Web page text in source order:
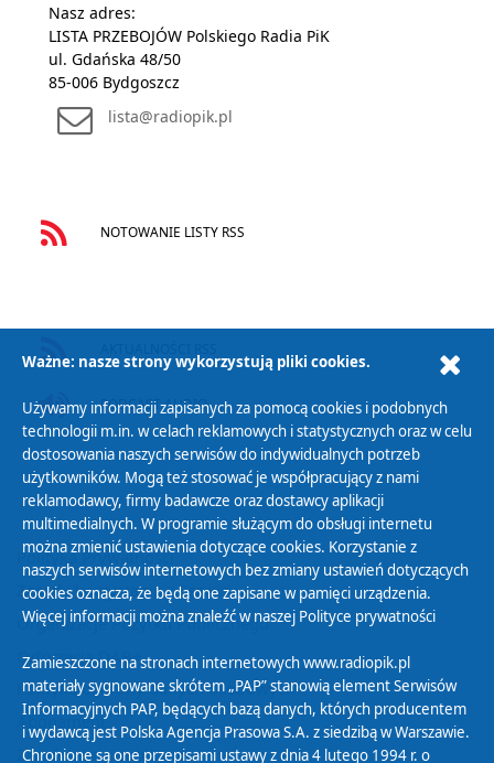
Nasz adres:
LISTA PRZEBOJÓW Polskiego Radia PiK
ul. Gdańska 48/50
85-006 Bydgoszcz
lista@radiopik.pl
NOTOWANIE LISTY RSS
PODCAST AUDIO
Polityka Prywatności
Zasady korzystania z Serwisu
Organizacje Pożytku Publicznego
Cyfryzacja DAB+
Polityka ochrony danych osobowych
Abonament
Zamówienia publiczne
Ważne: nasze strony wykorzystują pliki cookies.
Używamy informacji zapisanych za pomocą cookies i podobnych
technologii m.in. w celach reklamowych i statystycznych oraz w celu
dostosowania naszych serwisów do indywidualnych potrzeb
użytkowników. Mogą też stosować je współpracujący z nami
reklamodawcy, firmy badawcze oraz dostawcy aplikacji
multimedialnych. W programie służącym do obsługi internetu
można zmienić ustawienia dotyczące cookies. Korzystanie z
naszych serwisów internetowych bez zmiany ustawień dotyczących
cookies oznacza, że będą one zapisane w pamięci urządzenia.
Więcej informacji można znaleźć w naszej Polityce prywatności
Zamieszczone na stronach internetowych www.radiopik.pl
materiały sygnowane skrótem „PAP” stanowią element Serwisów
Informacyjnych PAP, będących bazą danych, których producentem
i wydawcą jest Polska Agencja Prasowa S.A. z siedzibą w Warszawie.
Chronione są one przepisami ustawy z dnia 4 lutego 1994 r. o